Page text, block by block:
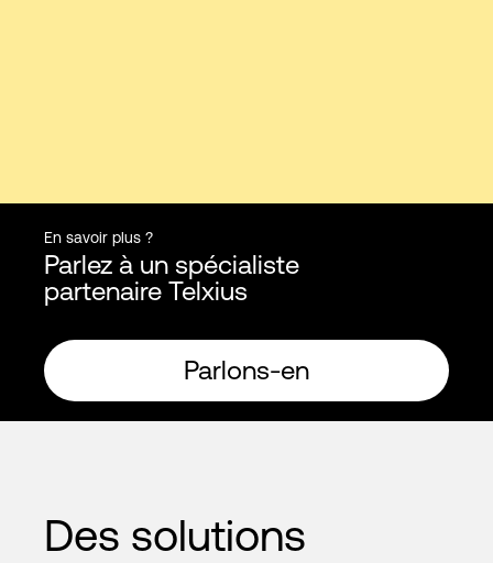
En savoir plus ?
Parlez à un spécialiste
partenaire Telxius
Parlons-en
Des solutions